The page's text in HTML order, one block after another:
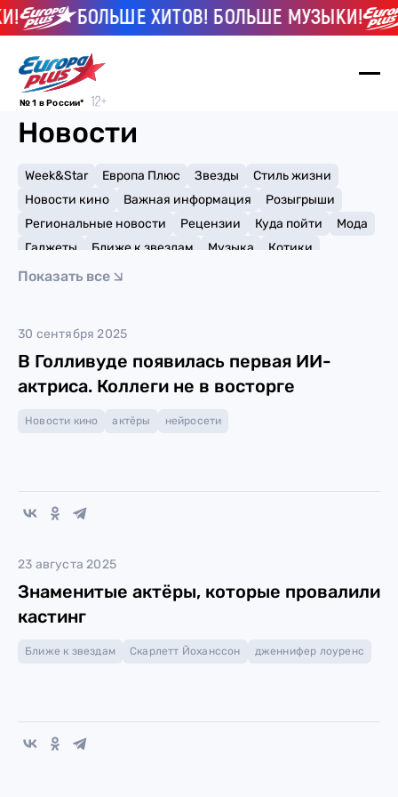
БОЛЬШЕ ХИТОВ! БОЛЬШЕ МУЗЫКИ!
№ 1 в России*
Новости
Week&Star Европа Плюс Звезды
Стиль жизни
Новости кино
Важная информация
Розыгрыши
Региональные новости
Рецензии Куда пойти
Мода
Гаджеты
Ближе к звездам Музыка
Котики
Мемы и тренды
Показать все
30 сентября 2025
В Голливуде появилась первая ИИ-
актриса. Коллеги не в восторге
Новости кино актёры нейросети
23 августа 2025
Знаменитые актёры, которые провалили
кастинг
Ближе к звездам Скарлетт Йоханссон дженнифер лоуренс